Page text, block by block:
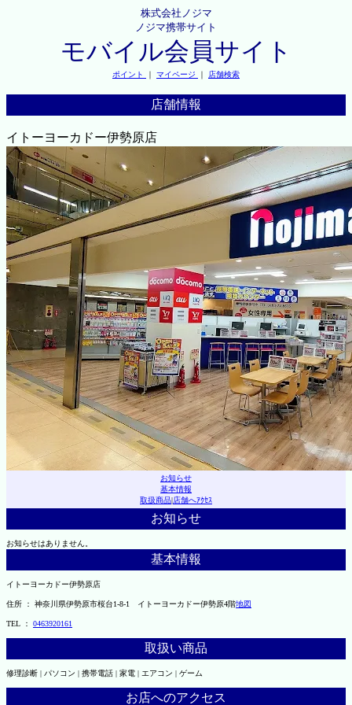
株式会社ノジマ
ノジマ携帯サイト
モバイル会員サイト
ポイント ｜ マイページ ｜ 店舗検索
店舗情報
イトーヨーカドー伊勢原店
お知らせ
基本情報
取扱商品|店舗へｱｸｾｽ
お知らせ
お知らせはありません。
基本情報
イトーヨーカドー伊勢原店
住所 ： 神奈川県伊勢原市桜台1-8-1 イトーヨーカドー伊勢原4階地図
TEL ： 0463920161
取扱い商品
修理診断 | パソコン | 携帯電話 | 家電 | エアコン | ゲーム
お店へのアクセス